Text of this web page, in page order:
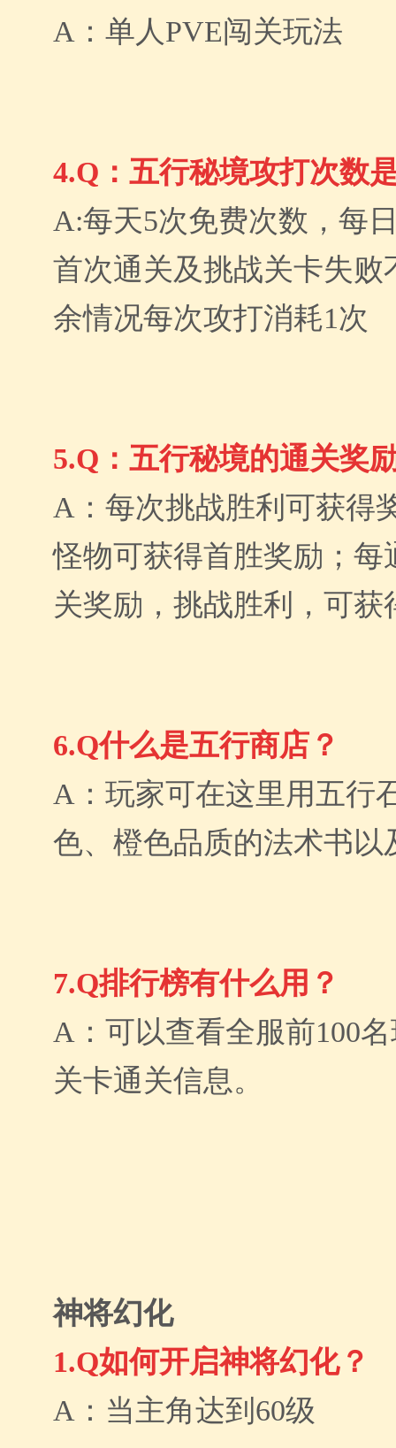
A：单人PVE闯关玩法
4.Q：五行秘境攻打次数
A:每天5次免费次数，每
首次通关及挑战关卡失败
余情况每次攻打消耗1次
5.Q：五行秘境的通关奖
A：每次挑战胜利可获得
怪物可获得首胜奖励；每
关奖励，挑战胜利，可获
6.Q什么是五行商店？
A：玩家可在这里用五行
色、橙色品质的法术书以
7.Q排行榜有什么用？
A：可以查看全服前100
关卡通关信息。
神将幻化
1.Q如何开启神将幻化？
A：当主角达到60级